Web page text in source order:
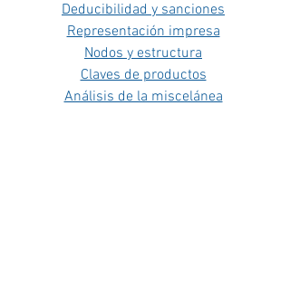
Deducibilidad y sanciones
Representación impresa
Nodos y estructura
Claves de productos
Análisis de la miscelánea